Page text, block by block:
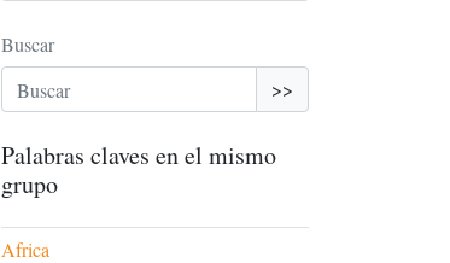
Buscar
>>
Palabras claves en el mismo
grupo
Africa